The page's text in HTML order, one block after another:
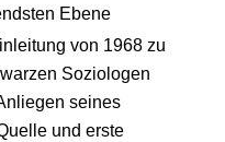
Ebene
von 1968 zu
Soziologen
seines
und erste